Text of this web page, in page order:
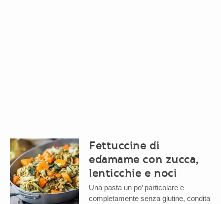
Fettuccine di
edamame con zucca,
lenticchie e noci
Una pasta un po’ particolare e
completamente senza glutine, condita